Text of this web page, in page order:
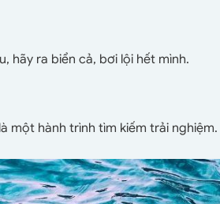
hãy ra biển cả, bơi lội hết mình.
một hành trình tìm kiếm trải nghiệm.